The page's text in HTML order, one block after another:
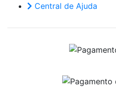
Central de Ajuda